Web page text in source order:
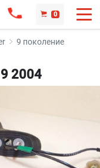
0
9 поколение
2004